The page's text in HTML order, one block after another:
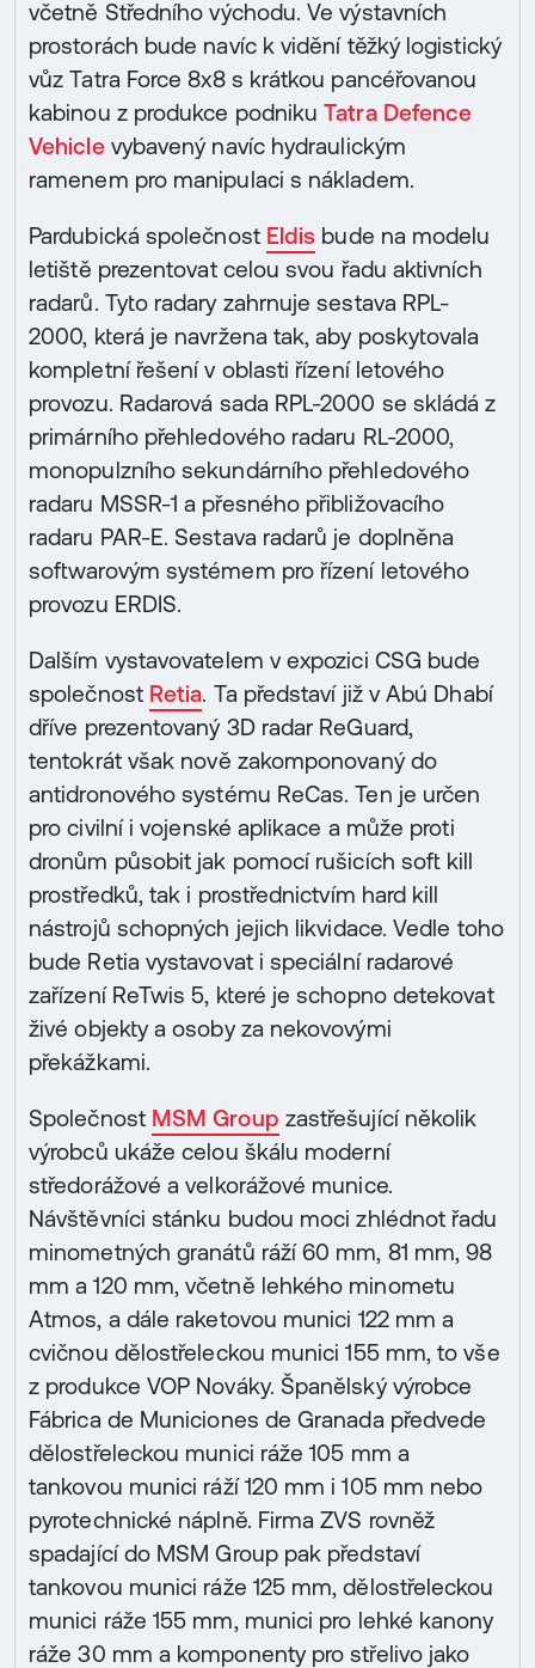
včetně Středního východu. Ve výstavních
prostorách bude navíc k vidění těžký logistický
vůz Tatra Force 8x8 s krátkou pancéřovanou
kabinou z produkce podnikuTatra Defence
Vehiclevybavený navíc hydraulickým
ramenem pro manipulaci s nákladem.
Pardubická společnost Eldis bude na modelu
letiště prezentovat celou svou řadu aktivních
radarů. Tyto radary zahrnuje sestava RPL-
2000, která je navržena tak, aby poskytovala
kompletní řešení v oblasti řízení letového
provozu. Radarová sada RPL-2000 se skládá z
primárního přehledového radaru RL-2000,
monopulzního sekundárního přehledového
radaru MSSR-1 a přesného přibližovacího
radaru PAR-E. Sestava radarů je doplněna
softwarovým systémem pro řízení letového
provozu ERDIS.
Dalším vystavovatelem v expozici CSG bude
společnost Retia. Ta představí již v Abú Dhabí
dříve prezentovaný 3D radar ReGuard,
tentokrát však nově zakomponovaný do
antidronového systému ReCas. Ten je určen
pro civilní i vojenské aplikace a může proti
dronům působit jak pomocí rušicích soft kill
prostředků, tak i prostřednictvím hard kill
nástrojů schopných jejich likvidace. Vedle toho
bude Retia vystavovat i speciální radarové
zařízení ReTwis 5, které je schopno detekovat
živé objekty a osoby za nekovovými
překážkami.
Společnost MSM Group zastřešující několik
výrobců ukáže celou škálu moderní
středorážové a velkorážové munice.
Návštěvníci stánku budou moci zhlédnot řadu
minometných granátů ráží 60 mm, 81 mm, 98
mm a 120 mm, včetně lehkého minometu
Atmos, a dále raketovou munici 122 mm a
cvičnou dělostřeleckou munici 155 mm, to vše
z produkce VOP Nováky. Španělský výrobce
Fábrica de Municiones de Granada předvede
dělostřeleckou munici ráže 105 mm a
tankovou munici ráží 120 mm i 105 mm nebo
pyrotechnické náplně. Firma ZVS rovněž
spadající do MSM Group pak představí
tankovou munici ráže 125 mm, dělostřeleckou
munici ráže 155 mm, munici pro lehké kanony
ráže 30 mm a komponenty pro střelivo jako